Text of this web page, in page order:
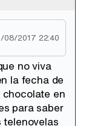
08/2017 22:40
no viva
la fecha de
chocolate en
para saber
telenovelas